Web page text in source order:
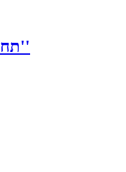
תחפושת מלכת הקרח נשים''